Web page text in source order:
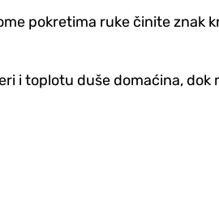
pokretima ruke činite
i toplotu duše domaćina,